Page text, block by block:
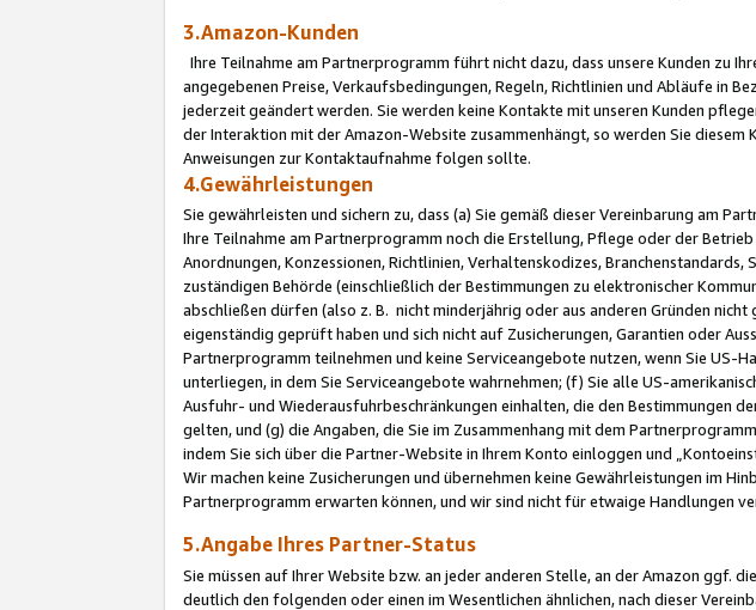
3.Amazon-Kunden
Ihre Teilnahme am Partnerprogramm führt nicht dazu, dass unsere Kunden zu
angegebenen Preise, Verkaufsbedingungen, Regeln, Richtlinien und Abläufe in
jederzeit geändert werden. Sie werden keine Kontakte mit unseren Kunden
der Interaktion mit der Amazon-Website zusammenhängt, so werden Sie
Anweisungen zur Kontaktaufnahme folgen sollte.
4.Gewährleistungen
Sie gewährleisten und sichern zu, dass (a) Sie gemäß dieser Vereinbarung am
Ihre Teilnahme am Partnerprogramm noch die Erstellung, Pflege oder der
Anordnungen, Konzessionen, Richtlinien, Verhaltenskodizes,
zuständigen Behörde (einschließlich der Bestimmungen zu elektronischer
abschließen dürfen (also z. B. nicht minderjährig oder aus anderen Gründen
eigenständig geprüft haben und sich nicht auf Zusicherungen, Garantien oder
Partnerprogramm teilnehmen und keine Serviceangebote nutzen, wenn Sie US-
unterliegen, in dem Sie Serviceangebote wahrnehmen; (f) Sie alle US-
Ausfuhr- und Wiederausfuhrbeschränkungen einhalten, die den Bestimmungen
gelten, und (g) die Angaben, die Sie im Zusammenhang mit dem
indem Sie sich über die Partner-Website in Ihrem Konto einloggen und
Wir machen keine Zusicherungen und übernehmen keine Gewährleistungen im
Partnerprogramm erwarten können, und wir sind nicht für etwaige Handlungen
5.Angabe Ihres Partner-Status
Sie müssen auf Ihrer Website bzw. an jeder anderen Stelle, an der Amazon ggf.
deutlich den folgenden oder einen im Wesentlichen ähnlichen, nach dieser